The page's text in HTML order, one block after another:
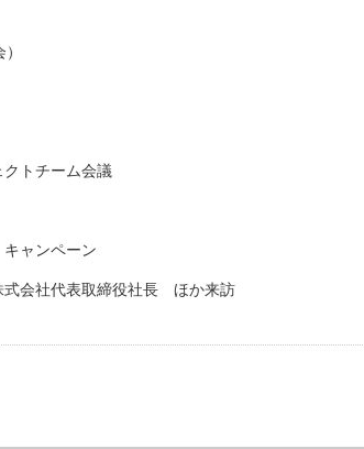
トチーム会議
ャンペーン
会社代表取締役社長 ほか来訪